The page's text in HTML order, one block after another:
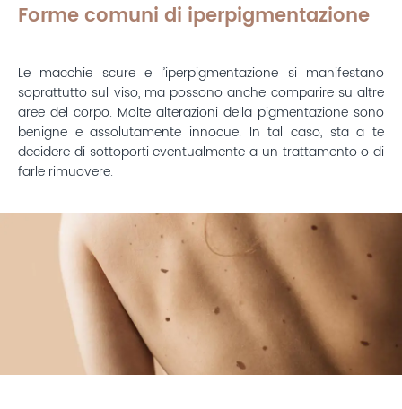
Forme comuni di iperpigmentazione
Le macchie scure e l’iperpigmentazione si manifestano
soprattutto sul viso, ma possono anche comparire su altre
aree del corpo. Molte alterazioni della pigmentazione sono
benigne e assolutamente innocue. In tal caso, sta a te
decidere di sottoporti eventualmente a un trattamento o di
farle rimuovere.